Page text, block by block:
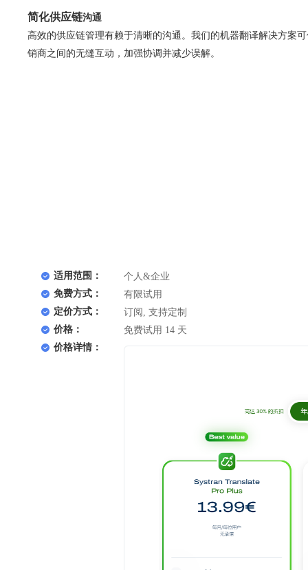
简化供应链沟通
高效的供应链管理有赖于清晰的沟通。我们的机器翻译解决方案
销商之间的无缝互动，加强协调并减少误解。
适用范围：
个人&企业
免费方式：
有限试用
定价方式：
订阅, 支持定制
价格：
免费试用 14 天
价格详情：